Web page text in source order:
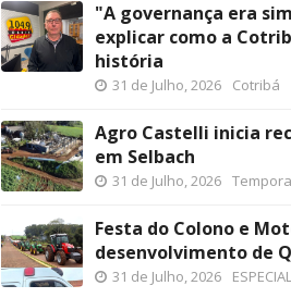
"A governança era
explicar como a
história
31 de Julho, 2026 Cotribá
Agro Castelli inicia
em Selbach
31 de Julho, 2026
Festa do Colono e
desenvolvimento de
31 de Julho, 2026